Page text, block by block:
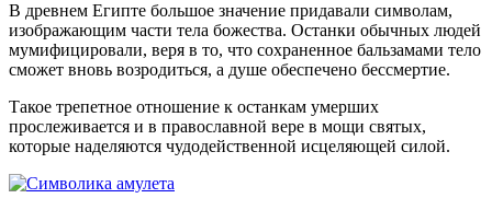
В древнем Египте большое значение придавали символам,
изображающим части тела божества. Останки обычных людей
мумифицировали, веря в то, что сохраненное бальзамами тело
сможет вновь возродиться, а душе обеспечено бессмертие.
Такое трепетное отношение к останкам умерших
прослеживается и в православной вере в мощи святых,
которые наделяются чудодейственной исцеляющей силой.